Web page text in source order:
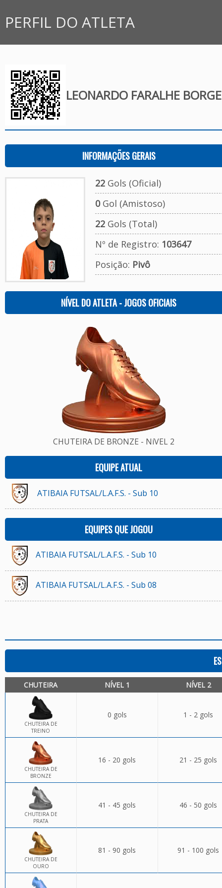
PERFIL DO ATLETA
LEONARDO FARALHE
INFORMAÇÕES GERAIS
22Gols (Oficial)
0Gol (Amistoso)
22Gols (Total)
Nº de Registro: 103647
Posição: Pivô
NÍVEL DO ATLETA - JOGOS OFICIAIS
CHUTEIRA DE BRONZE - NíVEL 2
EQUIPE ATUAL
ATIBAIA FUTSAL/L.A.F.S. - Sub 10
EQUIPES QUE JOGOU
ATIBAIA FUTSAL/L.A.F.S. - Sub 10
ATIBAIA FUTSAL/L.A.F.S. - Sub 08
CHUTEIRA NÍVEL 1 NÍVEL 2
CHUTEIRA DE
TREINO
0 gols 1 - 2 gols
CHUTEIRA DE
BRONZE
16 - 20 gols 21 - 25 gols
CHUTEIRA DE
PRATA
41 - 45 gols 46 - 50 gols
CHUTEIRA DE
OURO
81 - 90 gols 91 - 100 gols